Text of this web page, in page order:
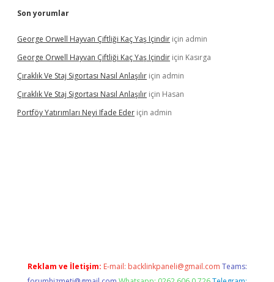
Son yorumlar
George Orwell Hayvan Çiftliği Kaç Yaş Içindir için admin
George Orwell Hayvan Çiftliği Kaç Yaş Içindir için Kasırga
Çıraklık Ve Staj Sigortası Nasıl Anlaşılır için admin
Çıraklık Ve Staj Sigortası Nasıl Anlaşılır için Hasan
Portföy Yatırımları Neyi Ifade Eder için admin
Reklam ve İletişim: E-mail: backlinkpaneli@gmail.com Teams: